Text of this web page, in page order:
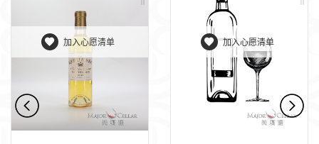
加入心愿清单 加入心愿清单